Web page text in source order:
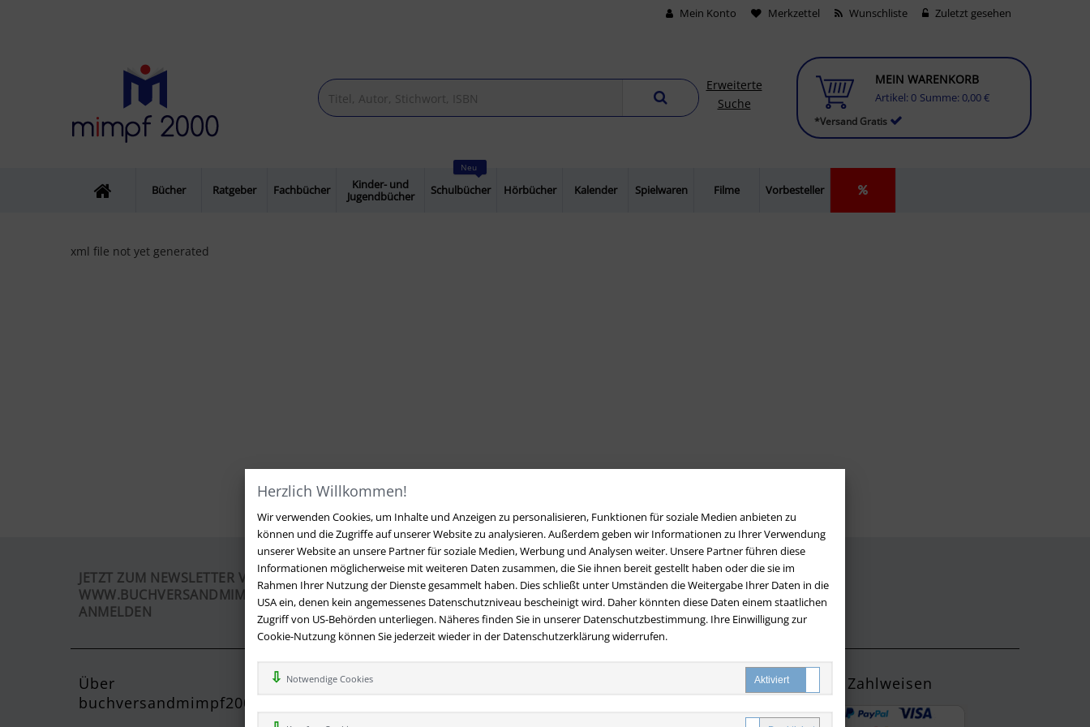
Herzlich Willkommen!
Wir verwenden Cookies, um Inhalte und Anzeigen zu personalisieren, Funktionen für soziale Medien anbieten zu
können und die Zugriffe auf unserer Website zu analysieren. Außerdem geben wir Informationen zu Ihrer Verwendung
unserer Website an unsere Partner für soziale Medien, Werbung und Analysen weiter. Unsere Partner führen diese
Informationen möglicherweise mit weiteren Daten zusammen, die Sie ihnen bereit gestellt haben oder die sie im
Rahmen Ihrer Nutzung der Dienste gesammelt haben. Dies schließt unter Umständen die Weitergabe Ihrer Daten in die
USA ein, denen kein angemessenes Datenschutzniveau bescheinigt wird. Daher könnten diese Daten einem staatlichen
Zugriff von US-Behörden unterliegen. Näheres finden Sie in unserer Datenschutzbestimmung. Ihre Einwilligung zur
Cookie-Nutzung können Sie jederzeit wieder in der Datenschutzerklärung widerrufen.
Notwendige Cookies
Mein Konto Merkzettel Wunschliste Zuletzt gesehen
Erweiterte
Suche
*Versand Gratis
MEIN WARENKORB
Artikel: 0 Summe: 0,00 €
Bücher Ratgeber Fachbücher
Kinder- und
Jugendbücher
Neu
Schulbücher Hörbücher Kalender Spielwaren Filme Vorbesteller
xml file not yet generated
JETZT ZUM NEWSLETTER VON
WWW.BUCHVERSANDMIMPF2000.DE
ANMELDEN
LOS
Über
buchversandmimpf2000.de
Kontakt Zahlweisen